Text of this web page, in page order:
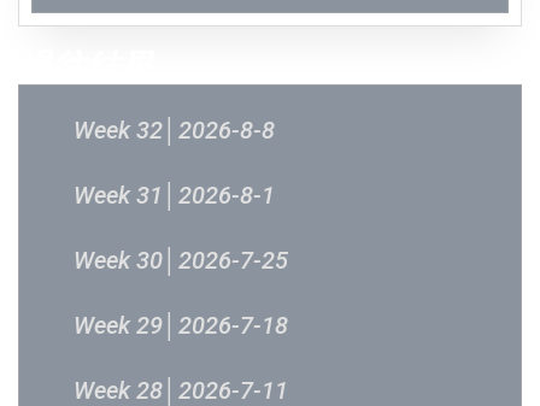
Week 32│2026-8-8
Week 31│2026-8-1
Week 30│2026-7-25
Week 29│2026-7-18
Week 28│2026-7-11